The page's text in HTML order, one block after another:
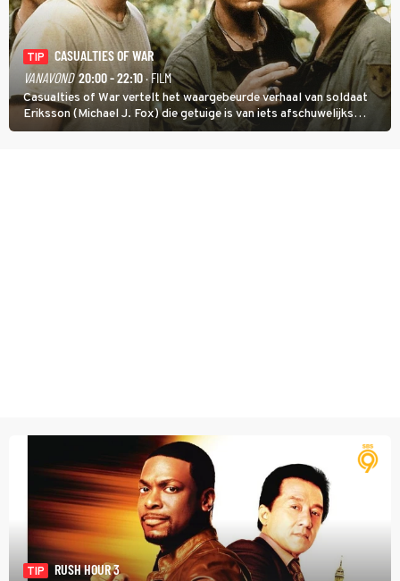
TIP
CASUALTIES OF WAR
VANAVOND 20:00 - 22:10· FILM
Casualties of War vertelt het waargebeurde verhaal van soldaat
Eriksson (Michael J. Fox) die getuige is van iets afschuwelijks
tijdens de Vietnamoorlog. Hij besluit uit de school te klappen.
TIP
RUSH HOUR 3